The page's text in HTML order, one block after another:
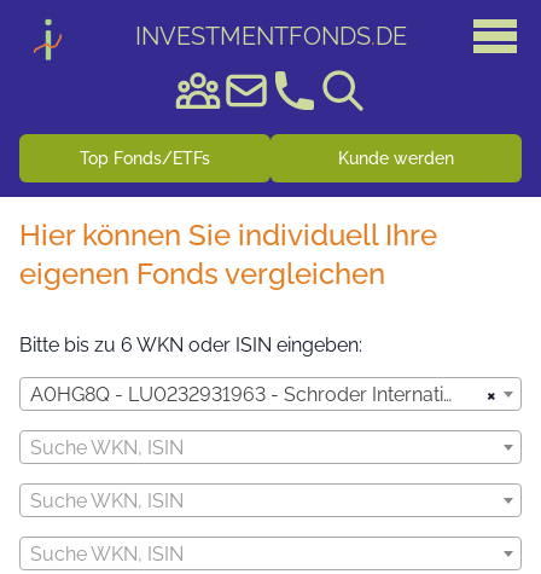
INVESTMENTFONDS.DE
Top Fonds/ETFs Kunde werden
Hier können Sie individuell Ihre
eigenen Fonds vergleichen
Bitte bis zu 6 WKN oder ISIN eingeben:
×
A0HG8Q - LU0232931963 - Schroder International Selection Fund BIC (Brazil India China) A Accumulation EUR
Suche WKN, ISIN
Suche WKN, ISIN
Suche WKN, ISIN